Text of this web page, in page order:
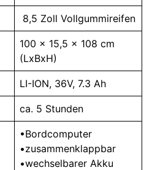
8,5 Zoll Vollgummireifen
100 x 15,5 x 108 cm
(LxBxH)
LI-ION, 36V, 7.3 Ah
ca. 5 Stunden
•Bordcomputer
•zusammenklappbar
•wechselbarer Akku